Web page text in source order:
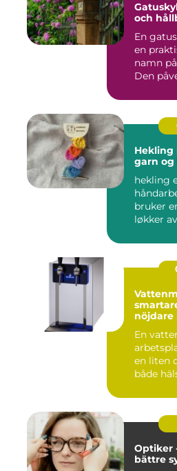
Gatuskylt funktion,
och
En
en
namn
Den
Hekling kreativ ro med
garn og
hekling
bruker
løkker
nöjdare
En
en liten
både
Optiker
bättre